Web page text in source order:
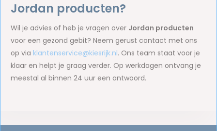
Jordan producten?
Wil je advies of heb je vragen over Jordan producten
voor een gezond gebit? Neem gerust contact met ons
op via klantenservice@kiesrijk.nl. Ons team staat voor je
klaar en helpt je graag verder. Op werkdagen ontvang je
meestal al binnen 24 uur een antwoord.